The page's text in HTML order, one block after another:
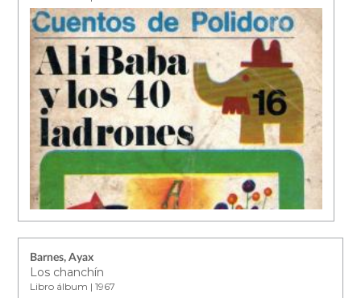
Barnes, Ayax
Los chanchín
Libro álbum | 1967